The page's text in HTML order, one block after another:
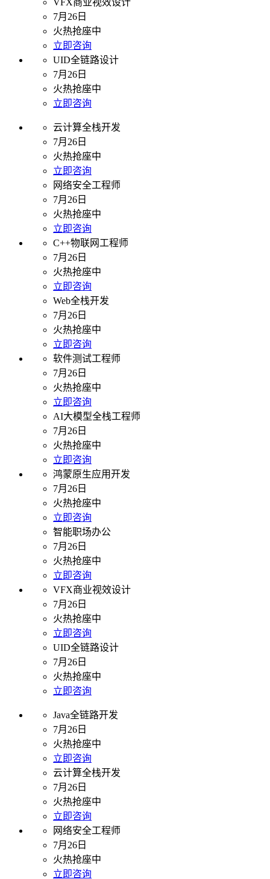
VFX商业视效设计
7月26日
火热抢座中
立即咨询
UID全链路设计
7月26日
火热抢座中
立即咨询
云计算全栈开发
7月26日
火热抢座中
立即咨询
网络安全工程师
7月26日
火热抢座中
立即咨询
C++物联网工程师
7月26日
火热抢座中
立即咨询
Web全栈开发
7月26日
火热抢座中
立即咨询
软件测试工程师
7月26日
火热抢座中
立即咨询
AI大模型全栈工程师
7月26日
火热抢座中
立即咨询
鸿蒙原生应用开发
7月26日
火热抢座中
立即咨询
智能职场办公
7月26日
火热抢座中
立即咨询
VFX商业视效设计
7月26日
火热抢座中
立即咨询
UID全链路设计
7月26日
火热抢座中
立即咨询
Java全链路开发
7月26日
火热抢座中
立即咨询
云计算全栈开发
7月26日
火热抢座中
立即咨询
网络安全工程师
7月26日
火热抢座中
立即咨询